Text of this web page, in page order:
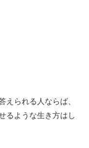
えられる人ならば、
るような生き方はし